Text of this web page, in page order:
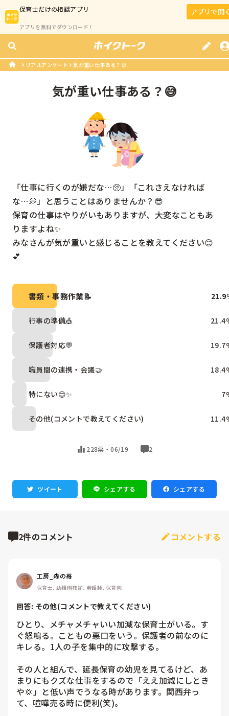
保育士だけの相談アプリ
アプリを無料でダウンロード！
アプリで開
リアルアンケート 気が重い仕事ある？😅
気が重い仕事ある？😅
「仕事に行くのが嫌だな…🥺」「これさえなければ
な…💭」と思うことはありませんか？😎
保育の仕事はやりがいもありますが、大変なこともあ
りますよね✨
みなさんが気が重いと感じることを教えてください😊
💕
書類・事務作業📝 21.9
行事の準備🎪 21.4
保護者対応💬 19.7
職員間の連携・会議🤝 18.4
特にない😊✨ 7
その他(コメントで教えてください) 11.4
228票・06/19 2
ツイート シェアする シェアする
2件のコメント コメントする
工房_森の苺
保育士, 幼稚園教諭, 看護師, 保育園
回答: その他(コメントで教えてください)
ひとり、メチャメチャいい加減な保育士がいる。す
ぐ怒鳴る。こともの悪口をいう。保護者の前なのに
キレる。1人の子を集中的に攻撃する。
その人と組んで、延長保育の幼児を見てるけど、あ
まりにもクズな仕事をするので「ええ加減にしとき
や💢」と低い声でうなる時があります。関西弁っ
て、喧嘩売る時に便利(笑)。